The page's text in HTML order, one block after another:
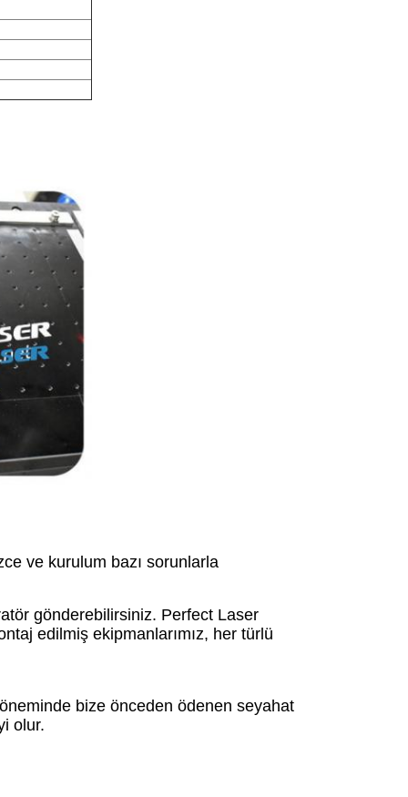
ve kurulum bazı sorunlarla
gönderebilirsiniz. Perfect Laser
edilmiş ekipmanlarımız, her türlü
bize önceden ödenen seyahat
olur.